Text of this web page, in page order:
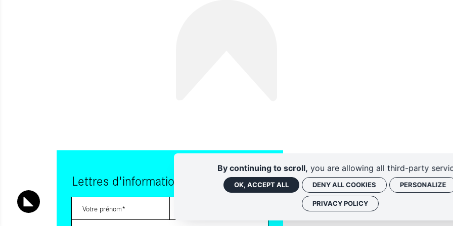
Lettres d'information
By continuing to scroll, you are allowing all third-party
OK, ACCEPT ALL DENY ALL COOKIES PERSONALIZE
PRIVACY POLICY